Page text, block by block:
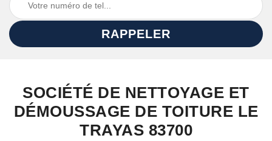
SOCIÉTÉ DE NETTOYAGE ET
DÉMOUSSAGE DE TOITURE LE
TRAYAS 83700